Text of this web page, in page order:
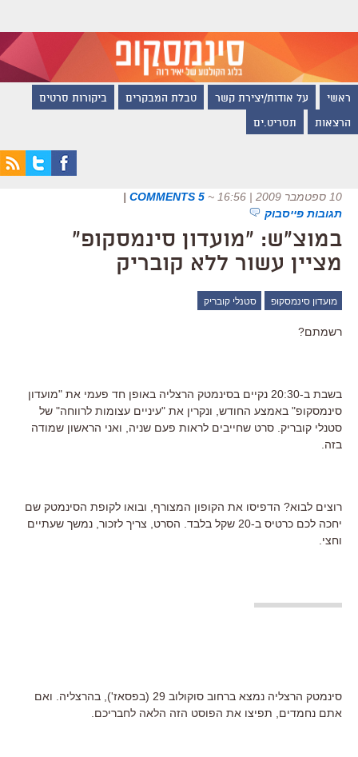
ראשי על אודות/יצירת קשר טבלת המבקרים ביקורות סרטים
הרצאות תסריט.ים
10 ספטמבר 2009 | 16:56 ~
5 COMMENTS
|
תגובות פייסבוק
במוצ"ש: "מועדון סינמסקופ"
מציין עשור ללא קובריק
מועדון סינמסקופ סטנלי קובריק
רשמתם?
בשבת ב-20:30 נקיים בסינמטק הרצליה באופן חד פעמי את "מועדון
סינמסקופ" באמצע החודש, ונקרין את "עיניים עצומות לרווחה" של
סטנלי קובריק. סרט שחייבים לראות פעם שניה, ואני הראשון שמודה
בזה.
רוצים לבוא? הדפיסו את הקופון המצורף, ובואו לקופת הסינמטק שם
יחכה לכם כרטיס ב-20 שקל בלבד. הסרט, צריך לזכור, נמשך שעתיים
וחצי.
סינמטק הרצליה נמצא ברחוב סוקולוב 29 (בפסאז'), בהרצליה. ואם
אתם נחמדים, תפיצו את הפוסט הזה הלאה לחבריכם.